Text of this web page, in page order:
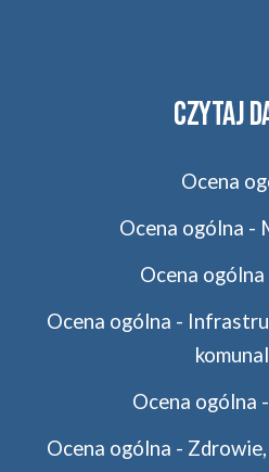
CZYTAJ
Ocena
Ocena ogólna -
Ocena
Ocena ogólna -
Ocena ogólna
Ocena ogólna -